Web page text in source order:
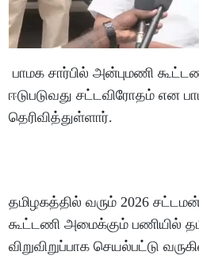
பாமக சார்பில் அன்புமணி
ஈடுபடுவது சட்டவிரோதம் என
தெரிவித்துள்ளார்.
தமிழகத்தில் வரும் 2026
கூட்டணி அமைக்கும் பணியில்
விறுவிறுப்பாக செயல்பட்டு